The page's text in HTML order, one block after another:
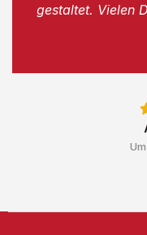
gestaltet. Vielen